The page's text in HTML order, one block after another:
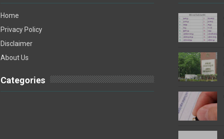
Home
Privacy Policy
Disclaimer
About Us
Categories